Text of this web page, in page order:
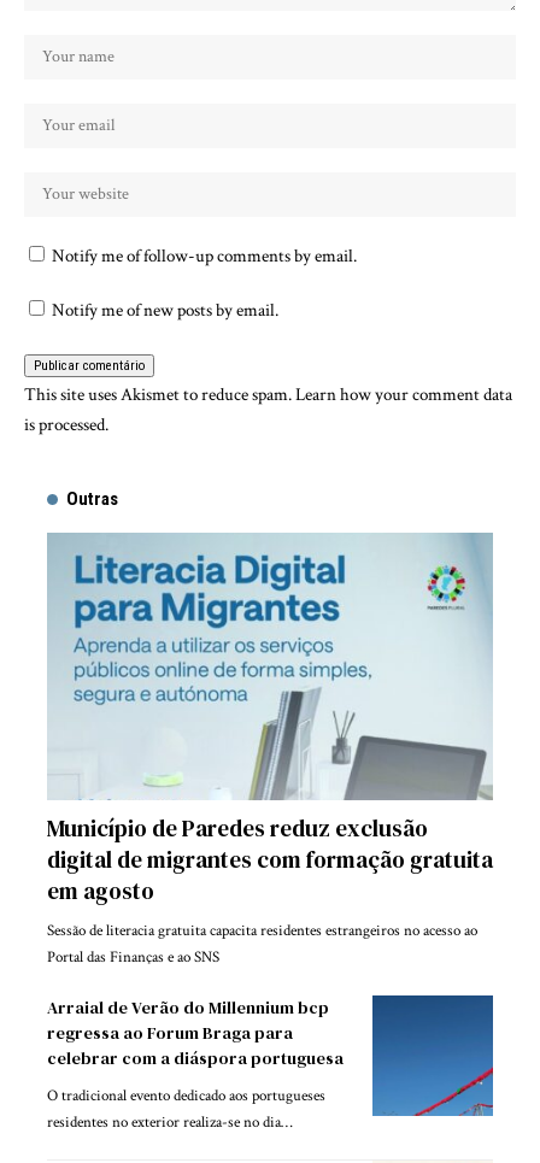
Notify me of follow-up comments by email.
Notify me of new posts by email.
This site uses Akismet to reduce spam.Learn how your comment data
is processed.
Outras
Município de Paredes reduz exclusão
digital de migrantes com formação gratuita
em agosto
Sessão de literacia gratuita capacita residentes estrangeiros no acesso ao
Portal das Finanças e ao SNS
Arraial de Verão do Millennium bcp
regressa ao Forum Braga para
celebrar com a diáspora portuguesa
O tradicional evento dedicado aos portugueses
residentes no exterior realiza-se no dia…